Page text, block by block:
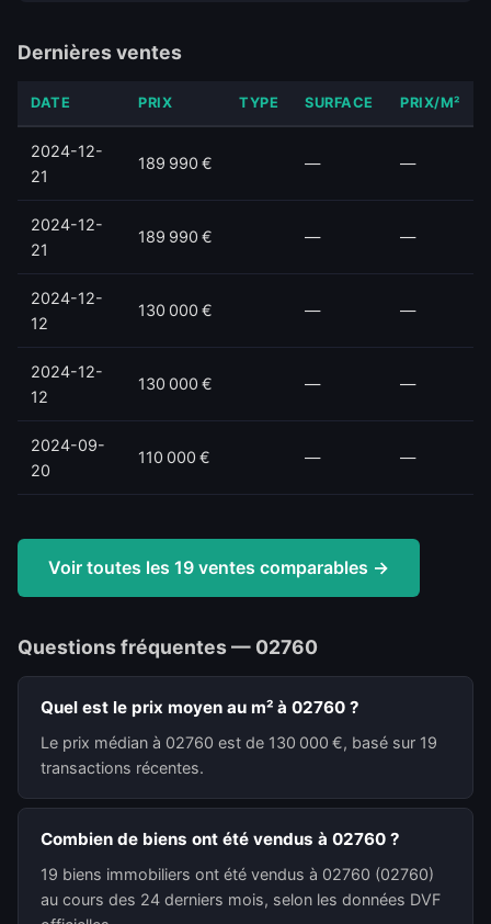
Dernières ventes
DATE PRIX TYPE SURFACE PRIX/M²
2024-12-
21
189 990 € — —
2024-12-
21
189 990 € — —
2024-12-
12
130 000 € — —
2024-12-
12
130 000 € — —
2024-09-
20
110 000 € — —
Voir toutes les 19 ventes comparables →
Questions fréquentes — 02760
Quel est le prix moyen au m² à 02760 ?
Le prix médian à 02760 est de 130 000 €, basé sur 19
transactions récentes.
Combien de biens ont été vendus à 02760 ?
19 biens immobiliers ont été vendus à 02760 (02760)
au cours des 24 derniers mois, selon les données DVF